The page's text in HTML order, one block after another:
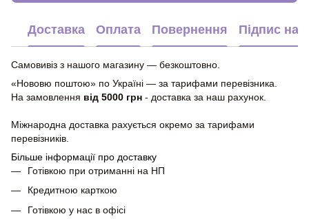
Доставка Оплата Повернення Підпис на
Самовивіз з нашого магазину — безкоштовно.
«Нововю поштою» по Україні — за тарифами перевізника.
На замовлення від 5000 грн - доставка за наш рахунок.
Міжнародна доставка рахується окремо за тарифами
перевізників.
Більше інформації про доставку
Готівкою при отриманні на НП
Кредитною карткою
Готівкою у нас в офісі